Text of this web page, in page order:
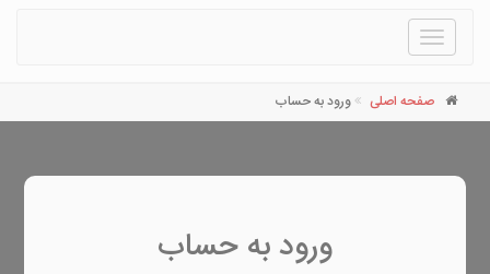
Toggle
navigation
صفحه اصلی ورود به حساب
ورود به حساب